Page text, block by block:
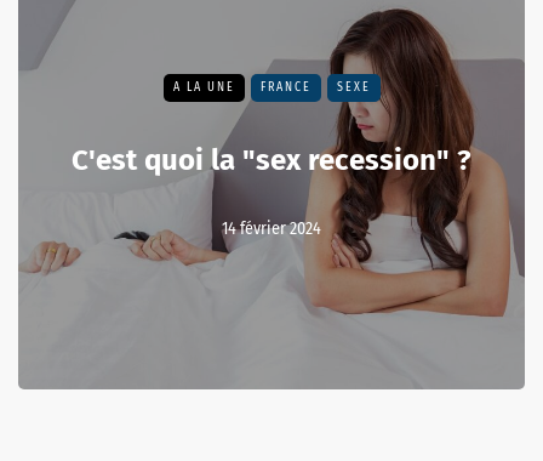
A LA UNE FRANCE SEXE
C'est quoi la "sex recession" ?
14 février 2024